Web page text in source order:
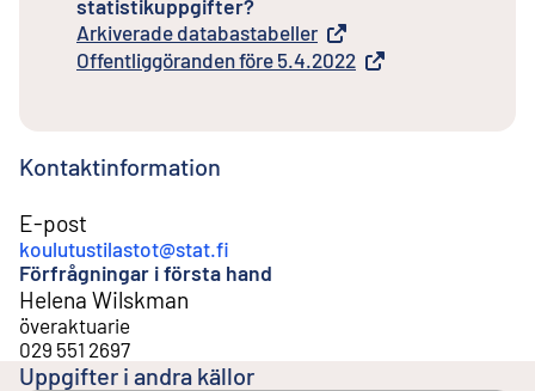
statistikuppgifter?
Arkiverade databastabeller
Extern länk
Offentliggöranden före 5.4.2022
Extern länk
Kontaktinformation
E-post
koulutustilastot@stat.fi
Förfrågningar i första hand
Helena Wilskman
överaktuarie
029 551 2697
Uppgifter i andra källor